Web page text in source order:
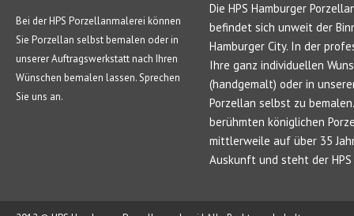
Bei der HPS Porzellanmalerei können
Sie Porzellan selbst bemalen oder in
unserer Auftragswerkstatt nach Ihren
Wünschen bemalen lassen. Sprechen
Sie uns an.
Die HPS Hamburger
befindet sich unweit der
Hamburger City. In der
Ihre ganz individuellen
(handgemalt) oder in
Porzellan selbst zu
berühmten königlichen
mittlerweile auf über 35
Auskunft und steht der